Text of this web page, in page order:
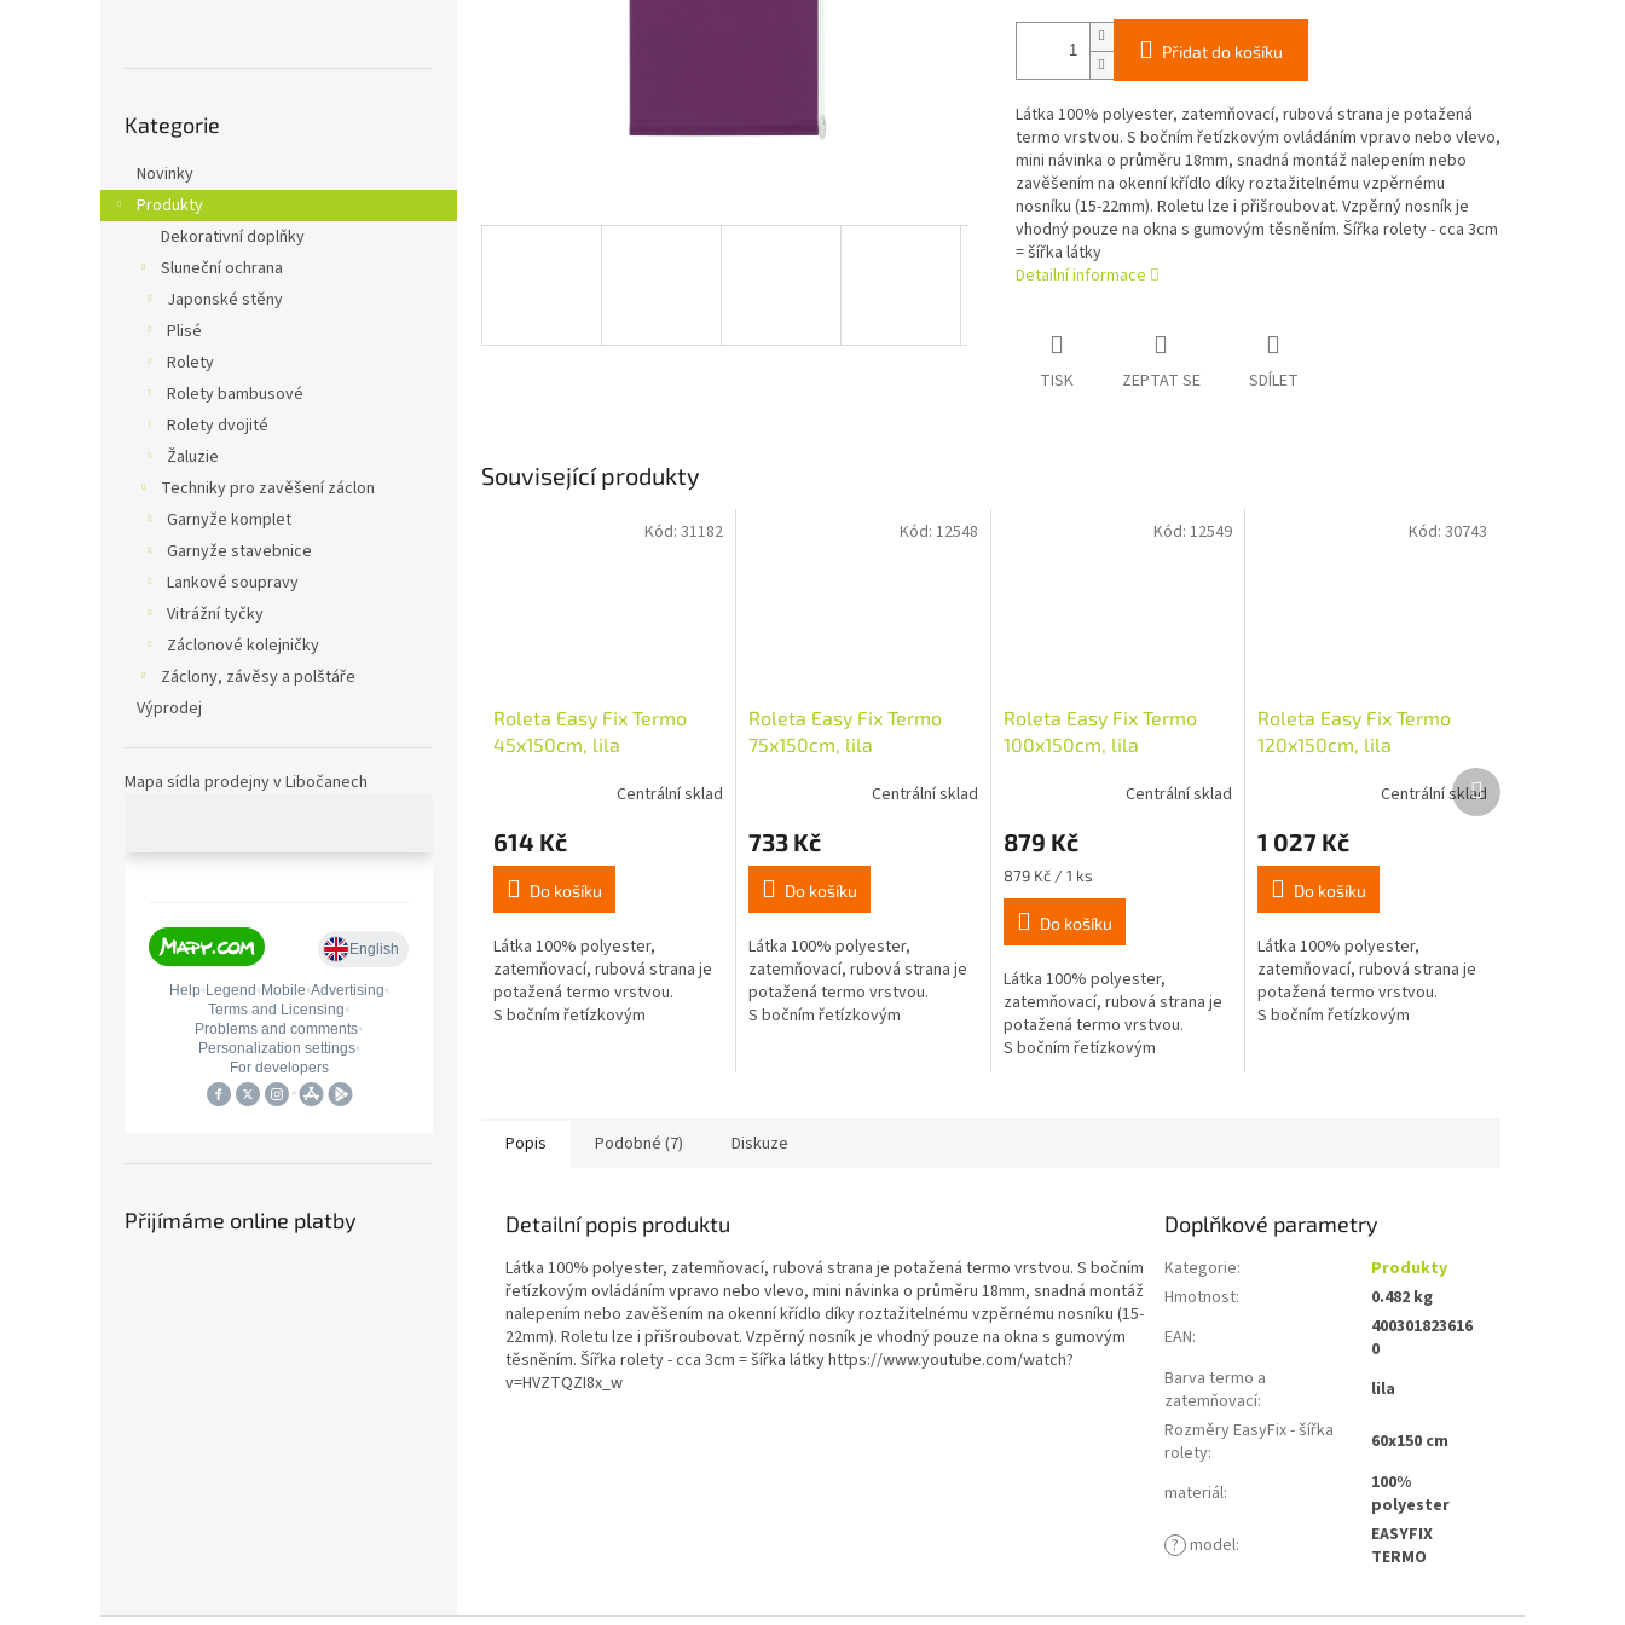
kategorie
Kategorie
Novinky
Produkty
Dekorativní doplňky
Sluneční ochrana
Japonské stěny
Plisé
Rolety
Rolety bambusové
Rolety dvojité
Žaluzie
Techniky pro zavěšení záclon
Garnyže komplet
Garnyže stavebnice
Lankové soupravy
Vitrážní tyčky
Záclonové kolejničky
Záclony, závěsy a polštáře
Výprodej
Mapa sídla prodejny v Libočanech
Přijímáme online platby
Přidat do košíku
Látka 100% polyester, zatemňovací, rubová strana je potažená
termo vrstvou. S bočním řetízkovým ovládáním vpravo nebo vlevo,
mini návinka o průměru 18mm, snadná montáž nalepením nebo
zavěšením na okenní křídlo díky roztažitelnému vzpěrnému
nosníku (15-22mm). Roletu lze i přišroubovat. Vzpěrný nosník je
vhodný pouze na okna s gumovým těsněním. Šířka rolety - cca 3cm
= šířka látky
Detailní informace
TISK ZEPTAT SE SDÍLET
Související produkty
Roleta Easy Fix Termo
45x150cm, lila
Centrální sklad
614 Kč
Do košíku
Látka 100% polyester,
zatemňovací, rubová strana je
potažená termo vrstvou.
S bočním řetízkovým
Kód: 31182
Roleta Easy Fix Termo
75x150cm, lila
Centrální sklad
733 Kč
Do košíku
Látka 100% polyester,
zatemňovací, rubová strana je
potažená termo vrstvou.
S bočním řetízkovým
Kód: 12548
Roleta Easy Fix Termo
100x150cm, lila
Centrální sklad
879 Kč
Měrná
cena:
879 Kč / 1 ks
Do košíku
Látka 100% polyester,
zatemňovací, rubová strana je
potažená termo vrstvou.
S bočním řetízkovým
Kód:12549
Roleta Easy Fix Termo
120x150cm, lila
Centrální sklad
1 027 Kč
Do košíku
Látka 100% polyester,
zatemňovací, rubová strana je
potažená termo vrstvou.
S bočním řetízkovým
Kód: 30743
Další
produkt
Popis Podobné (7) Diskuze
Detailní popis produktu
Látka 100% polyester, zatemňovací, rubová strana je potažená termo vrstvou. S bočním
řetízkovým ovládáním vpravo nebo vlevo, mini návinka o průměru 18mm, snadná montáž
nalepením nebo zavěšením na okenní křídlo díky roztažitelnému vzpěrnému nosníku (15-
22mm). Roletu lze i přišroubovat. Vzpěrný nosník je vhodný pouze na okna s gumovým
těsněním. Šířka rolety - cca 3cm = šířka látky https://www.youtube.com/watch?
v=HVZTQZI8x_w
Doplňkové parametry
Kategorie:
Produkty
Hmotnost:
0.482 kg
EAN:
400301823616
0
Barva termo a
zatemňovací:
lila
Rozměry EasyFix - šířka
rolety: 60x150 cm
materiál:
100%
polyester
? model:
EASYFIX
TERMO